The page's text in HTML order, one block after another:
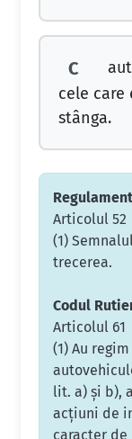
C
cele care
stânga.
Articolul 52
(1)
trecerea.
Codul
Articolul 61
(1) Au
lit. a) şi b),
acţiuni de
caracter